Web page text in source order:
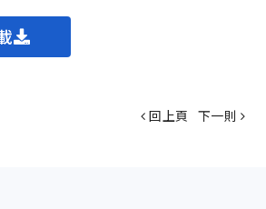
回上頁 下一則